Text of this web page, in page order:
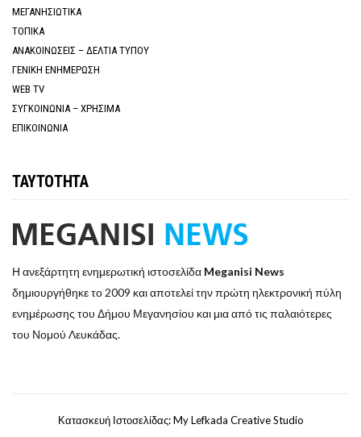
ΜΕΓΑΝΗΣΙΩΤΙΚΑ
ΤΟΠΙΚΑ
ΑΝΑΚΟΙΝΩΣΕΙΣ – ΔΕΛΤΙΑ ΤΥΠΟΥ
ΓΕΝΙΚΗ ΕΝΗΜΕΡΩΣΗ
WEB TV
ΣΥΓΚΟΙΝΩΝΙΑ – ΧΡΗΣΙΜΑ
ΕΠΙΚΟΙΝΩΝΙΑ
ΤΑΥΤΟΤΗΤΑ
Η ανεξάρτητη ενημερωτική ιστοσελίδα Meganisi News
δημιουργήθηκε το 2009 και αποτελεί την πρώτη ηλεκτρονική πύλη
ενημέρωσης του Δήμου Μεγανησίου και μια από τις παλαιότερες
του Νομού Λευκάδας.
Κατασκευή Ιστοσελίδας: My Lefkada Creative Studio